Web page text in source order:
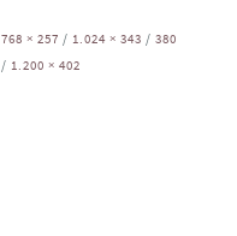
768 × 257 / 1.024 × 343 / 380
/ 1.200 × 402